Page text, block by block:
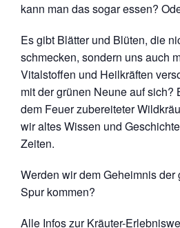
kann man das sogar essen?
Es gibt Blätter und Blüten, die
schmecken, sondern uns auch
Vitalstoffen und Heilkräften
mit der grünen Neune auf sich?
dem Feuer zubereiteter
wir altes Wissen und
Zeiten.
Werden wir dem Geheimnis der
Spur kommen?
Alle Infos zur Kräuter-